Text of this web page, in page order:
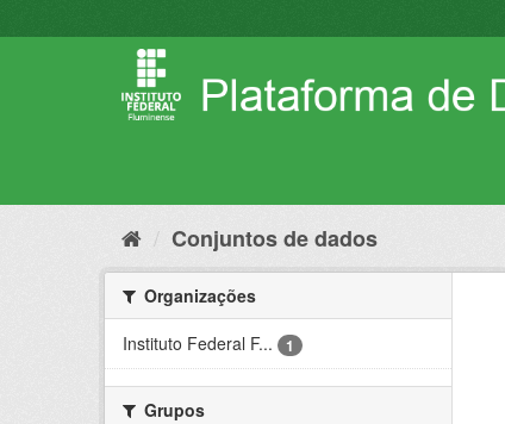
para
Conjuntos de dados
Organizações
Instituto Federal F...
1
Grupos